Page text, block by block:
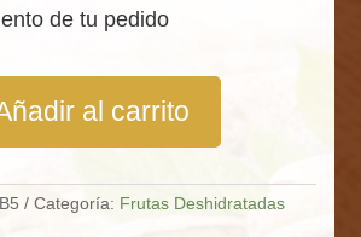
de tu pedido
al carrito
Categoría: Frutas Deshidratadas